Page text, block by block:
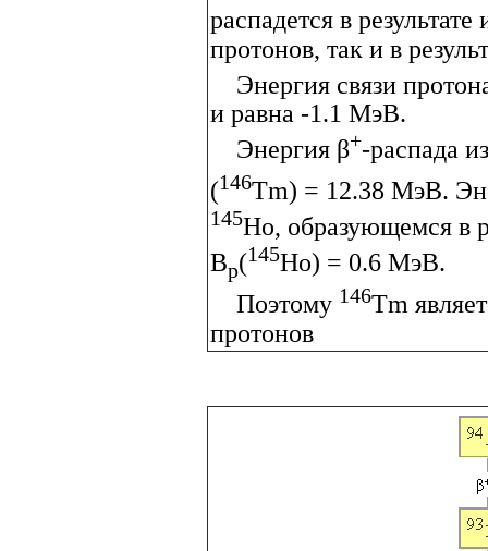
распадется в
протонов, так и в
Энергия связи
и равна -1.1 МэВ.
Энергия β+-распада
(146Tm) = 12.38 МэВ.
145Ho, образующемся в
Bp(145Ho) = 0.6 МэВ.
Поэтому 146Tm
протонов